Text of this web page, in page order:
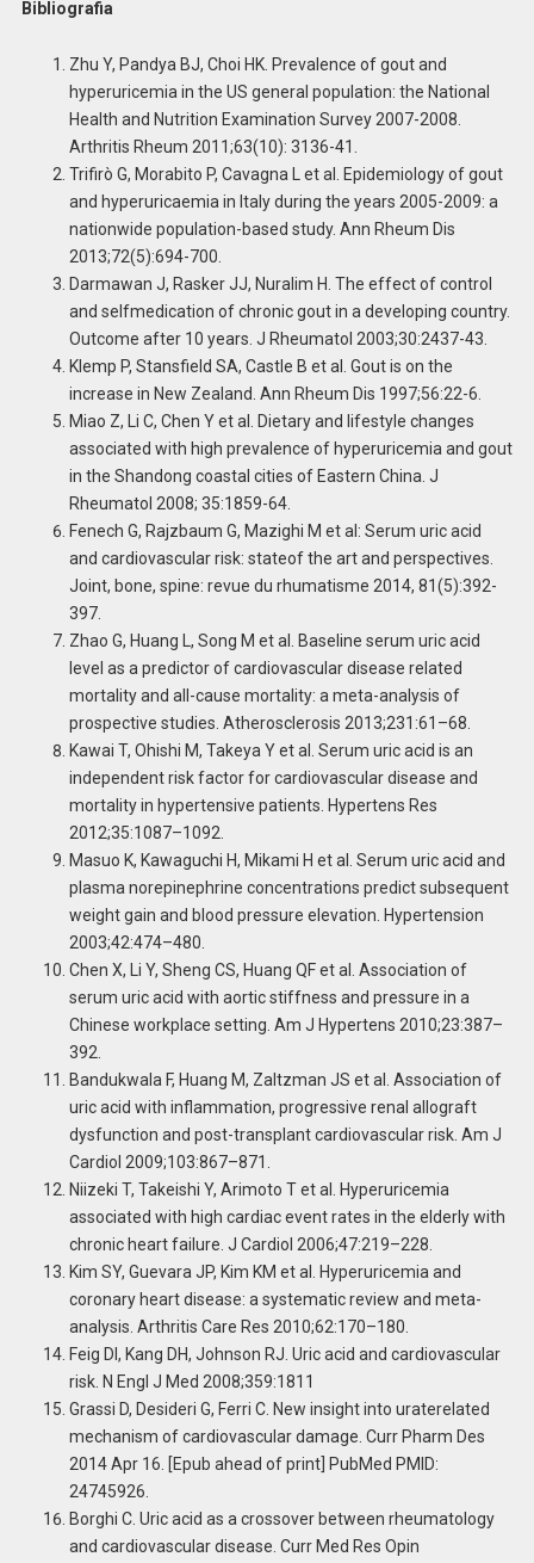
Bibliografia
Zhu Y, Pandya BJ, Choi HK. Prevalence of gout and
hyperuricemia in the US general population: the National
Health and Nutrition Examination Survey 2007-2008.
Arthritis Rheum 2011;63(10): 3136-41.
Trifirò G, Morabito P, Cavagna L et al. Epidemiology of gout
and hyperuricaemia in Italy during the years 2005-2009: a
nationwide population-based study. Ann Rheum Dis
2013;72(5):694-700.
Darmawan J, Rasker JJ, Nuralim H. The effect of control
and selfmedication of chronic gout in a developing country.
Outcome after 10 years. J Rheumatol 2003;30:2437-43.
Klemp P, Stansfield SA, Castle B et al. Gout is on the
increase in New Zealand. Ann Rheum Dis 1997;56:22-6.
Miao Z, Li C, Chen Y et al. Dietary and lifestyle changes
associated with high prevalence of hyperuricemia and gout
in the Shandong coastal cities of Eastern China. J
Rheumatol 2008; 35:1859-64.
Fenech G, Rajzbaum G, Mazighi M et al: Serum uric acid
and cardiovascular risk: stateof the art and perspectives.
Joint, bone, spine: revue du rhumatisme 2014, 81(5):392-
397.
Zhao G, Huang L, Song M et al. Baseline serum uric acid
level as a predictor of cardiovascular disease related
mortality and all-cause mortality: a meta-analysis of
prospective studies. Atherosclerosis 2013;231:61–68.
Kawai T, Ohishi M, Takeya Y et al. Serum uric acid is an
independent risk factor for cardiovascular disease and
mortality in hypertensive patients. Hypertens Res
2012;35:1087–1092.
Masuo K, Kawaguchi H, Mikami H et al. Serum uric acid and
plasma norepinephrine concentrations predict subsequent
weight gain and blood pressure elevation. Hypertension
2003;42:474–480.
Chen X, Li Y, Sheng CS, Huang QF et al. Association of
serum uric acid with aortic stiffness and pressure in a
Chinese workplace setting. Am J Hypertens 2010;23:387–
392.
Bandukwala F, Huang M, Zaltzman JS et al. Association of
uric acid with inflammation, progressive renal allograft
dysfunction and post-transplant cardiovascular risk. Am J
Cardiol 2009;103:867–871.
Niizeki T, Takeishi Y, Arimoto T et al. Hyperuricemia
associated with high cardiac event rates in the elderly with
chronic heart failure. J Cardiol 2006;47:219–228.
Kim SY, Guevara JP, Kim KM et al. Hyperuricemia and
coronary heart disease: a systematic review and meta-
analysis. Arthritis Care Res 2010;62:170–180.
Feig DI, Kang DH, Johnson RJ. Uric acid and cardiovascular
risk. N Engl J Med 2008;359:1811
Grassi D, Desideri G, Ferri C. New insight into uraterelated
mechanism of cardiovascular damage. Curr Pharm Des
2014 Apr 16. [Epub ahead of print] PubMed PMID:
24745926.
Borghi C. Uric acid as a crossover between rheumatology
and cardiovascular disease. Curr Med Res Opin